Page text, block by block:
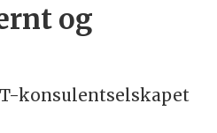
og
konsulentselskapet